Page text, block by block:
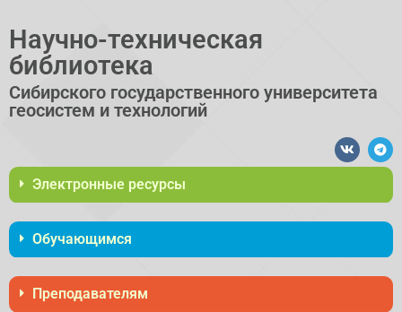
Научно-техническая
библиотека
Сибирского государственного университета
геосистем и технологий​
Электронные ресурсы
Обучающимся
Преподавателям